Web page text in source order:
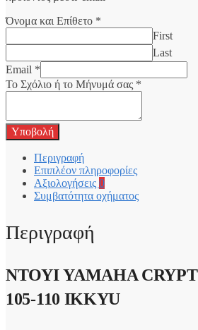
Όνομα και Επίθετο *
First
Last
Email *
Το Σχόλιο ή το Μήνυμά σας *
Υποβολή
Περιγραφή
Επιπλέον πληροφορίες
Αξιολογήσεις 0
Συμβατότητα οχήματος
Περιγραφή
ΝΤΟΥΙ YAMAHA
105-110 IKKYU